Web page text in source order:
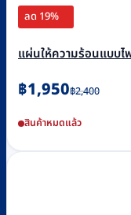
ลด 19%
แผ่นให้ความร้อนแบบ
฿2,400
Original
was:
฿2,400.
฿1,950
Current
is:
฿1,950.
สินค้าหมดแล้ว